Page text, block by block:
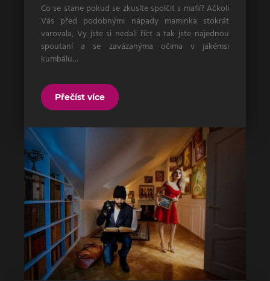
Co se stane pokud se zkusíte spolčit s mafií? Ačkoli
Vás před podobnými nápady maminka stokrát
varovala, Vy jste si nedali říct a tak jste najednou
spoutaní a se zavázanýma očima v jakémsi
kumbálu…
Přečíst více